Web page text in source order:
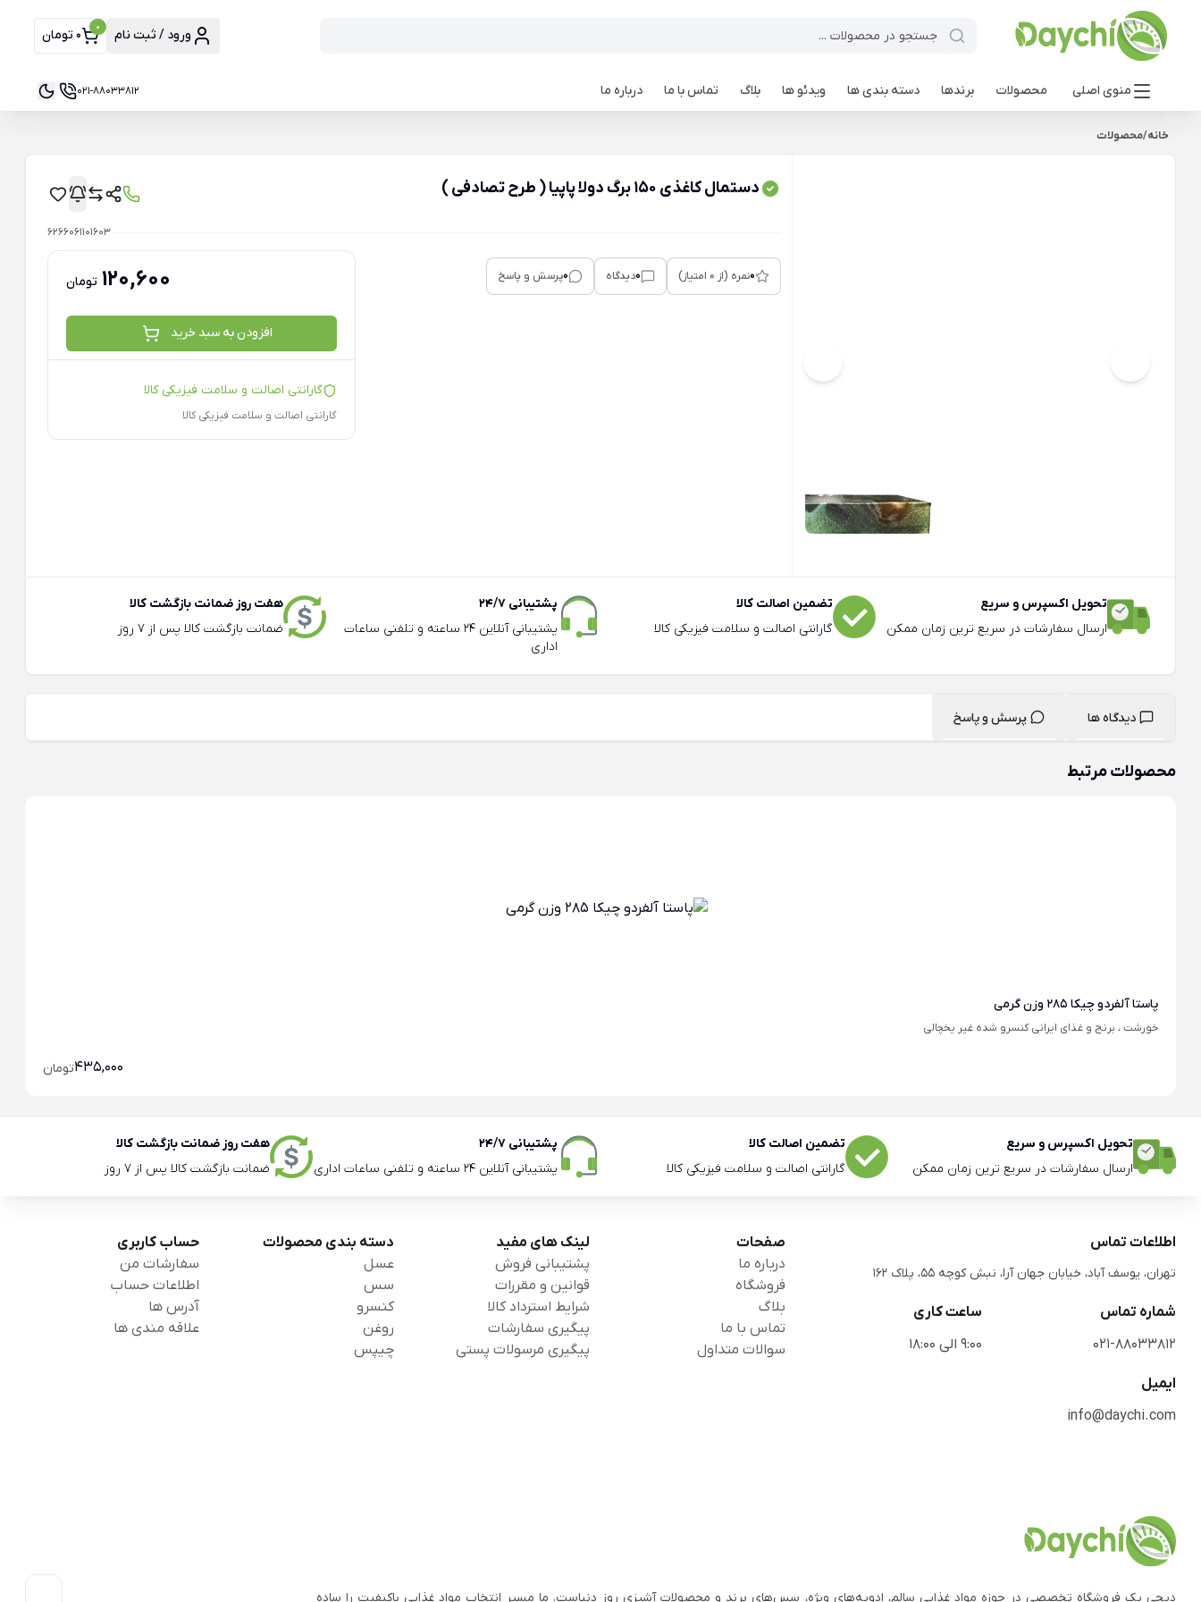
ورود / ثبت نام 0 0 تومان
منوی اصلی محصولات برندها دسته بندی ها ویدئو ها بلاگ تماس با ما درباره ما 021-88033812
خانه/محصولات
دستمال کاغذی 150 برگ دولا پاپیا ( طرح تصادفی )
6266061101603
0نمره (از 0 امتیاز) 0دیدگاه 0پرسش و پاسخ 120,600 تومان
افزودن به سبد خرید
گارانتی اصالت و سلامت فیزیکی کالا
گارانتی اصالت و سلامت فیزیکی کالا
تحویل اکسپرس و سریع
ارسال سفارشات در سریع ترین زمان ممکن
تضمین اصالت کالا
گارانتی اصالت و سلامت فیزیکی کالا
پشتیبانی 24/7
پشتیبانی آنلاین 24 ساعته و تلفنی ساعات
اداری
هفت روز ضمانت بازگشت کالا
ضمانت بازگشت کالا پس از 7 روز
دیدگاه ها پرسش و پاسخ
محصولات مرتبط
پاستا آلفردو چیکا 285 وزن گرمی
خورشت ، برنج و غذای ایرانی کنسرو شده غیر یخچالی
435,000تومان
تحویل اکسپرس و سریع
ارسال سفارشات در سریع ترین زمان ممکن
تضمین اصالت کالا
گارانتی اصالت و سلامت فیزیکی کالا
پشتیبانی 24/7
پشتیبانی آنلاین 24 ساعته و تلفنی ساعات اداری
هفت روز ضمانت بازگشت کالا
ضمانت بازگشت کالا پس از 7 روز
اطلاعات تماس
تهران، یوسف آباد، خیابان جهان آرا، نبش کوچه 55، پلاک 162
شماره تماس
021-88033812
ساعت کاری
9:00 الی 18:00
ایمیل
info@daychi.com
صفحات
درباره ما
فروشگاه
بلاگ
تماس با ما
سوالات متداول
لینک های مفید
پشتیبانی فروش
قوانین و مقررات
شرایط استرداد کالا
پیگیری سفارشات
پیگیری مرسولات پستی
دسته بندی محصولات
عسل
سس
کنسرو
روغن
چیپس
حساب کاربری
سفارشات من
اطلاعات حساب
آدرس ها
علاقه مندی ها
دیچی یک فروشگاه تخصصی در حوزه مواد غذایی سالم، ادویه‌های ویژه، سس‌های برند و محصولات آشپزی روز دنیاست. ما مسیر انتخاب مواد غذایی باکیفیت را ساده